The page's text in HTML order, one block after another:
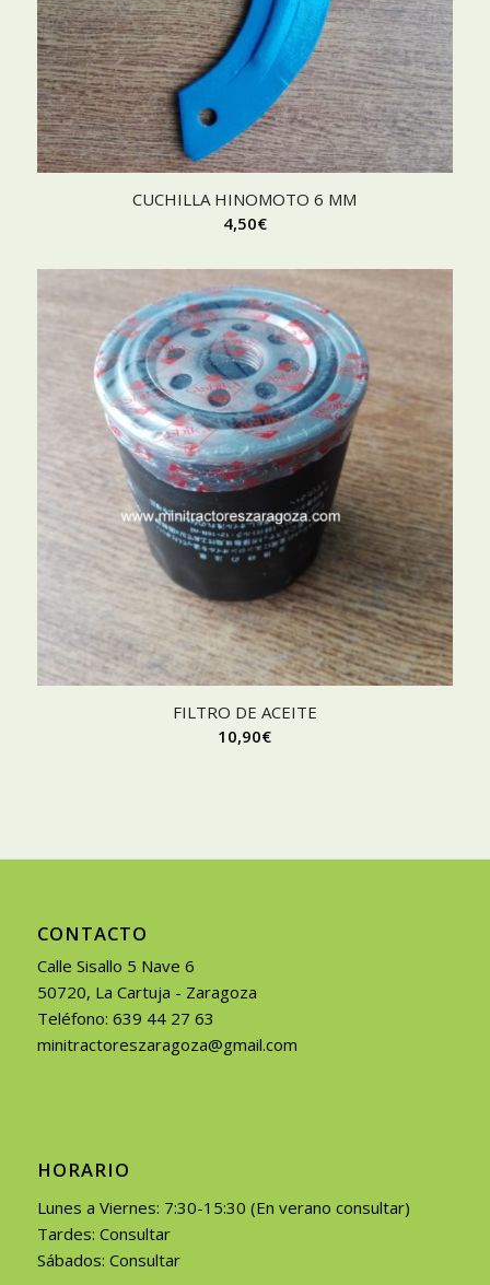
CUCHILLA HINOMOTO 6 MM
4,50€
FILTRO DE ACEITE
10,90€
CONTACTO
Calle Sisallo 5 Nave 6
50720, La Cartuja - Zaragoza
Teléfono: 639 44 27 63
minitractoreszaragoza@gmail.com
HORARIO
Lunes a Viernes: 7:30-15:30 (En verano consultar)
Tardes: Consultar
Sábados: Consultar